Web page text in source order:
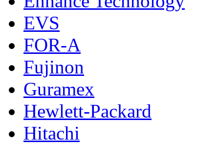
EVS
FOR-A
Fujinon
Guramex
Hewlett-Packard
Hitachi